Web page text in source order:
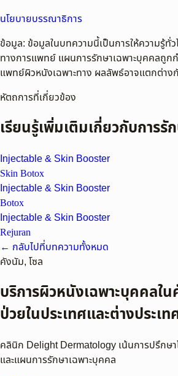
นโยบายบรรณาธิการ
ข้อมูล: ข้อมูลในบทความนี้เป็นการให้ความรู้ทั่ว
ทางการแพทย์ แผนการรักษาเฉพาะบุคคลถูก
แพทย์ผิวหนังเฉพาะทาง ผลลัพธ์อาจแตกต่าง
หัตถการที่เกี่ยวข้อง
เรียนรู้เพิ่มเติมเกี่ยวกับการรั
Injectable & Skin Booster
Skin Botox
Injectable & Skin Booster
Botox
Injectable & Skin Booster
Rejuran
← กลับไปที่บทความทั้งหมด
คังนัม, โซล
บริการผิวหนังเฉพาะบุคคลใ
ป่วยในประเทศและต่างประเท
คลินิก Delight Dermatology เน้นการปรึกษ
และแผนการรักษาเฉพาะบุคคล